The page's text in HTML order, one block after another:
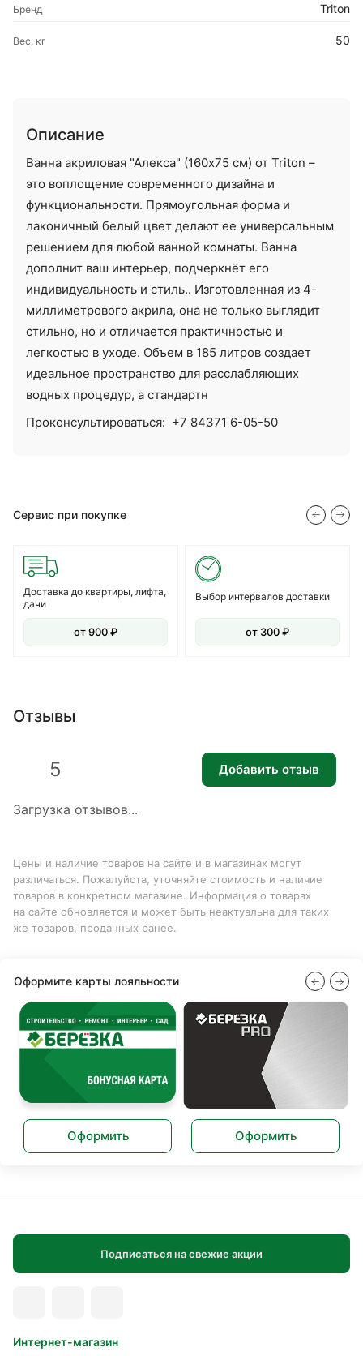
Бренд Triton
Вес, кг 50
Описание
Ванна акриловая "Алекса" (160x75 см) от Triton –
это воплощение современного дизайна и
функциональности. Прямоугольная форма и
лаконичный белый цвет делают ее универсальным
решением для любой ванной комнаты. Ванна
дополнит ваш интерьер, подчеркнёт его
индивидуальность и стиль.. Изготовленная из 4-
миллиметрового акрила, она не только выглядит
стильно, но и отличается практичностью и
легкостью в уходе. Объем в 185 литров создает
идеальное пространство для расслабляющих
водных процедур, а стандартн
Проконсультироваться: +7 84371 6-05-50
Сервис при покупке
Доставка до квартиры, лифта,
дачи
от 900 ₽
Выбор интервалов доставки
от 300 ₽
Отзывы
Загрузка отзывов...
5 Добавить отзыв
Цены и наличие товаров на сайте и в магазинах могут
различаться. Пожалуйста, уточняйте стоимость и наличие
товаров в конкретном магазине. Информация о товарах
на сайте обновляется и может быть неактуальна для таких
же товаров, проданных ранее.
Оформите карты лояльности
Оформить Оформить
Подписаться на свежие акции
Интернет-магазин